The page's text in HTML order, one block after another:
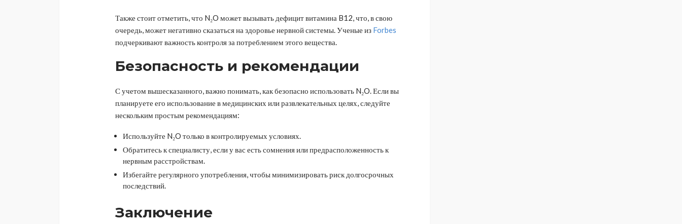
Также стоит отметить, что N₂O может вызывать дефицит витамина B12, что, в свою
очередь, может негативно сказаться на здоровье нервной системы. Ученые из Forbes
подчеркивают важность контроля за потреблением этого вещества.
Безопасность и рекомендации
С учетом вышесказанного, важно понимать, как безопасно использовать N₂O. Если вы
планируете его использование в медицинских или развлекательных целях, следуйте
нескольким простым рекомендациям:
Используйте N₂O только в контролируемых условиях.
Обратитесь к специалисту, если у вас есть сомнения или предрасположенность к
нервным расстройствам.
Избегайте регулярного употребления, чтобы минимизировать риск долгосрочных
последствий.
Заключение